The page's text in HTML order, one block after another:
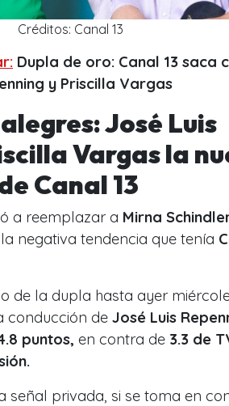
Créditos: Canal 13
Dupla de oro: Canal 13 saca
y Priscilla Vargas
José Luis
Vargas la
Canal 13
a reemplazar a Mirna
negativa tendencia que tenía
de la dupla hasta ayer
conducción de José Luis
puntos, en contra de 3.3 de
señal privada, si se toma en